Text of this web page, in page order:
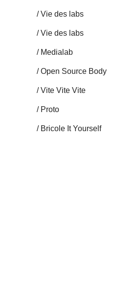
Vie des labs
Vie des labs
Me­dia­lab
Open Source Body
Vite Vite Vite
Proto
Bricole It Yourself